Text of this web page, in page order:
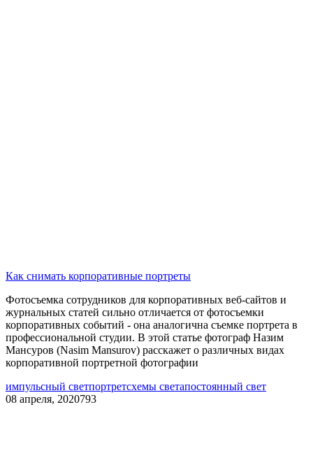
Как снимать корпоративные портреты
Фотосъемка сотрудников для корпоративных веб-сайтов и
журнальных статей сильно отличается от фотосъемки
корпоративных событий - она аналогична съемке портрета в
профессиональной студии. В этой статье фотограф Назим
Мансуров (Nasim Mansurov) расскажет о различных видах
корпоративной портретной фотографии
импульсный светпортретсхемы светапостоянный свет
08 апреля, 2020793